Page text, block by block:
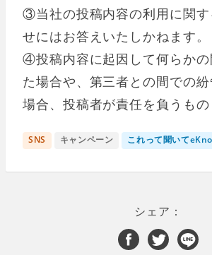
③当社の投稿内容の利用に関す
せにはお答えいたしかねます。
④投稿内容に起因して何らかの
た場合や、第三者との間での
場合、投稿者が責任を負うもの
SNS キャンペーン これって聞いて
シェア：